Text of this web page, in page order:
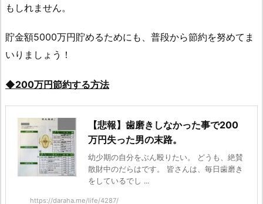
もしれません。
貯金額5000万円貯めるためにも、普段から節約を努めてま
いりましょう！
◆200万円節約する方法
【悲報】歯磨きしなかった事で200
万円失った男の末路。
幼少期の自分をぶん殴りたい。 どうも、絶賛
散財中のだらはです。 皆さんは、毎日歯磨き
をしているでし ...
https://daraha.me/life/4287/